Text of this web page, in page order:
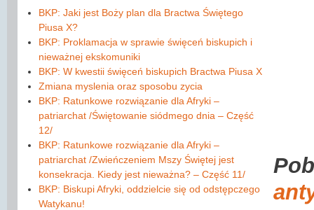
BKP: Jaki jest Boży plan dla Bractwa Świętego
Piusa X?
BKP: Proklamacja w sprawie święceń biskupich i
nieważnej ekskomuniki
BKP: W kwestii święceń biskupich Bractwa Piusa X
Zmiana myslenia oraz sposobu zycia
BKP: Ratunkowe rozwiązanie dla Afryki –
patriarchat /Świętowanie siódmego dnia – Część
12/
BKP: Ratunkowe rozwiązanie dla Afryki –
patriarchat /Zwieńczeniem Mszy Świętej jest
konsekracja. Kiedy jest nieważna? – Część 11/
BKP: Biskupi Afryki, oddzielcie się od odstępczego
Watykanu!